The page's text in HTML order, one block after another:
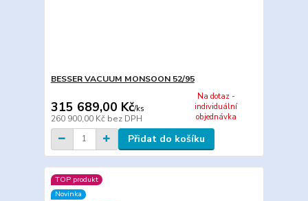
BESSER VACUUM MONSOON 52/95
315 689,00 Kč/ks
260 900,00 Kč bez DPH
Na dotaz -
individuální
objednávka
Přidat do košíku
TOP produkt
Novinka